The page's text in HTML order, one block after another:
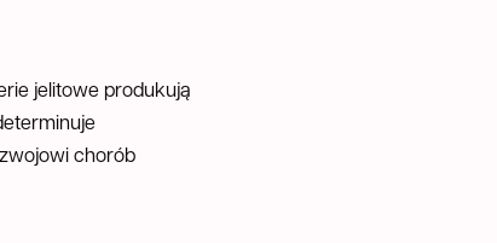
jelitowe produkują
chorób